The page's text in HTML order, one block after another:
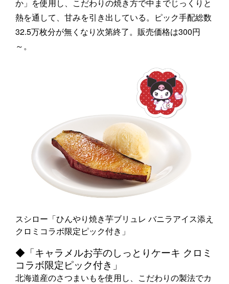
か」を使用し、こだわりの焼き方で中までじっくりと
熱を通して、甘みを引き出している。ピック手配総数
32.5万枚分が無くなり次第終了。販売価格は300円
～。
スシロー「ひんやり焼き芋ブリュレ バニラアイス添え
クロミコラボ限定ピック付き」
◆「キャラメルお芋のしっとりケーキ クロミ
コラボ限定ピック付き」
北海道産のさつまいもを使用し、こだわりの製法でカ